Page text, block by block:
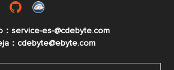
service-es-@cdebyte.com
：cdebyte@ebyte.com